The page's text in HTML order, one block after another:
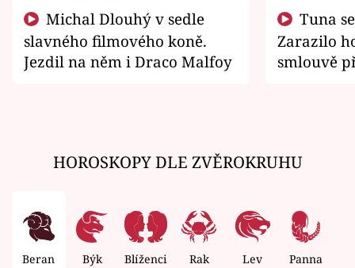
slavného filmového koně.
Jezdil na něm i Draco Malfoy
Zarazilo
smlouvě
HOROSKOPY DLE ZVĚROKRUHU
Beran Býk Blíženci Rak Lev Panna